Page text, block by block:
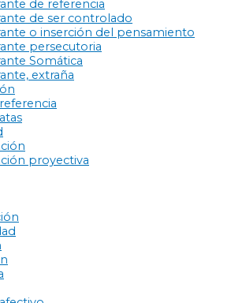
de referencia
de ser controlado
o inserción del pensamiento
persecutoria
Somática
extraña
proyectiva